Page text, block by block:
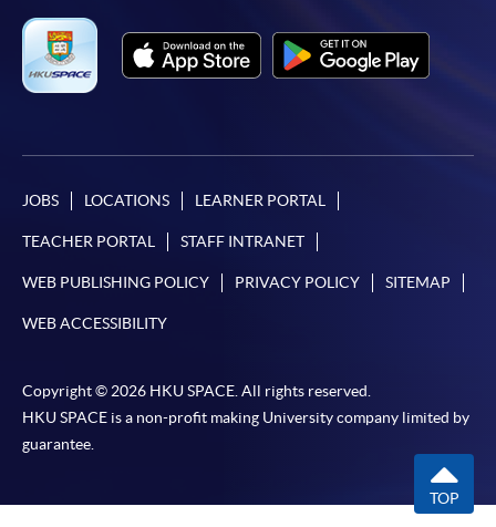
JOBS LOCATIONS LEARNER PORTAL
TEACHER PORTAL STAFF INTRANET
WEB PUBLISHING POLICY PRIVACY POLICY SITEMAP
WEB ACCESSIBILITY
Copyright © 2026 HKU SPACE. All rights reserved.
HKU SPACE is a non-profit making University company limited by
guarantee.
TOP